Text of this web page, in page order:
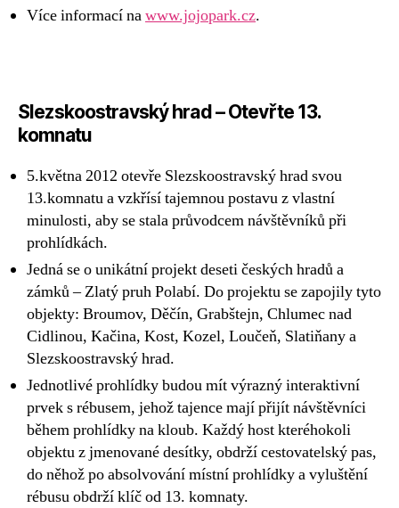
Více informací nawww.jojopark.cz.
Slezskoostravský hrad – Otevřte 13.
komnatu
5.května 2012 otevře Slezskoostravský hrad svou
13.komnatu a vzkřísí tajemnou postavu z vlastní
minulosti, aby se stala průvodcem návštěvníků při
prohlídkách.
Jedná se o unikátní projekt deseti českých hradů a
zámků – Zlatý pruh Polabí. Do projektu se zapojily tyto
objekty: Broumov, Děčín, Grabštejn, Chlumec nad
Cidlinou, Kačina, Kost, Kozel, Loučeň, Slatiňany a
Slezskoostravský hrad.
Jednotlivé prohlídky budou mít výrazný interaktivní
prvek s rébusem, jehož tajence mají přijít návštěvníci
během prohlídky na kloub. Každý host kteréhokoli
objektu z jmenované desítky, obdrží cestovatelský pas,
do něhož po absolvování místní prohlídky a vyluštění
rébusu obdrží klíč od 13. komnaty.